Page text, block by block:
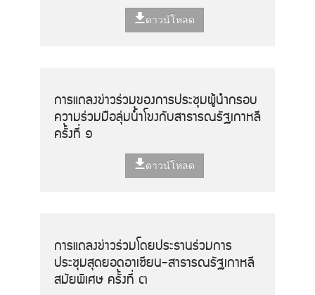
ดาวน์โหลด
การแถลงข่าวร่วมของการประชุมผู้นำกรอบ
ความร่วมมือลุ่มน้ำโขงกับสาธารณรัฐเกาหลี
ครั้งที่ ๑
ดาวน์โหลด
การแถลงข่าวร่วมโดยประธานร่วมการ
ประชุมสุดยอดอาเซียน-สาธารณรัฐเกาหลี
สมัยพิเศษ ครั้งที่ ๓